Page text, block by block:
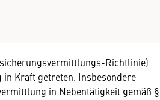
Richtlinie)
Kraft getreten. Insbesondere
in Nebentätigkeit gemäß §